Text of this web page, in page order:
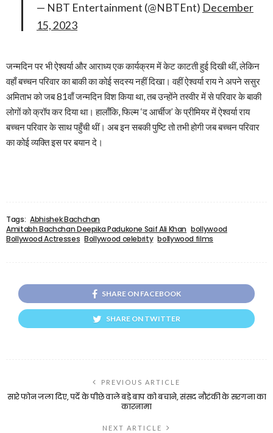
— NBT Entertainment (@NBTEnt) December
15, 2023
जन्मदिन पर भी ऐश्वर्या और आराध्य एक कार्यक्रम में केट काटती हुई दिखी थीं, लेकिन
वहाँ बच्चन परिवार का बाकी का कोई सदस्य नहीं दिखा। वहीं ऐश्वर्या राय ने अपने ससुर
अमिताभ को जब 81वाँ जन्मदिन विश किया था, तब उन्होंने तस्वीर में से परिवार के बाकी
लोगों को क्रॉप कर दिया था। हालाँकि, फिल्म ‘द आर्चीज’ के प्रीमियर में ऐश्वर्या राय
बच्चन परिवार के साथ पहुँची थीं। अब इन सबकी पुष्टि तो तभी होगी जब बच्चन परिवार
का कोई व्यक्ति इस पर बयान दे।
Tags: Abhishek Bachchan
Amitabh Bachchan Deepika Padukone Saif Ali Khan bollywood
Bollywood Actresses Bollywood celebrity bollywood films
SHARE ON FACEBOOK
SHARE ON TWITTER
PREVIOUS ARTICLE
सारे फोन जला दिए, पर्दे के पीछे वाले बड़े बाप को बचाने, संसद नौटंकी के सरगना का
कारनामा
NEXT ARTICLE